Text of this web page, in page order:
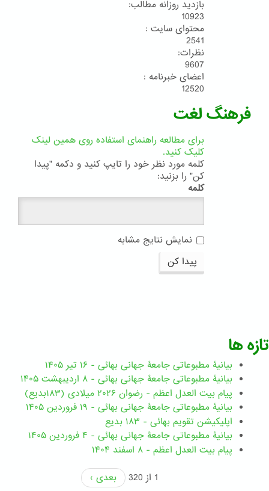
بازدید روزانه مطالب:
10923
محتوای سایت :
2541
نظرات:
9607
اعضای خبرنامه :
12520
فرهنگ لغت
برای مطالعه راهنمای استفاده روی همین لینک
کلیک کنید.
کلمه مورد نظر خود را تایپ کنید و دکمه "پیدا
کن" را بزنید:
کلمه
نمایش نتایج مشابه
پیدا کن
تازه ها
بیانیۀ مطبوعاتی جامعۀ جهانی بهائی - ۱۶ تیر ۱۴۰۵
بیانیۀ مطبوعاتی جامعۀ جهانی بهائی - ۸ اردیبهشت ۱۴۰۵
پیام بیت العدل اعظم - رضوان ۲۰۲۶ میلادی (۱۸۳بدیع)
بیانیۀ مطبوعاتی جامعۀ جهانی بهائی - ۱۹ فروردین ۱۴۰۵
اپلیکیشن تقویم بهائی - ۱۸۳ بدیع
بیانیۀ مطبوعاتی جامعۀ جهانی بهائی - ۴ فروردین ۱۴۰۵
پیام بیت العدل اعظم - ۸ اسفند ۱۴۰۴
1 از 320
بعدی ›